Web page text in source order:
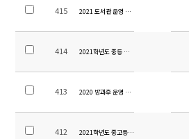
415 2021 도서관 운영 계획
414 2021학년도 중등 평가계획 비율
413 2020 방과후 운영 결과 보고
412 2021학년도 중고등 1학기 방과후 운영계획